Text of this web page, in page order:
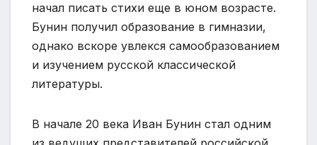
начал писать стихи еще в юном возрасте.
Бунин получил образование в гимназии,
однако вскоре увлекся самообразованием
и изучением русской классической
литературы.
В начале 20 века Иван Бунин стал одним